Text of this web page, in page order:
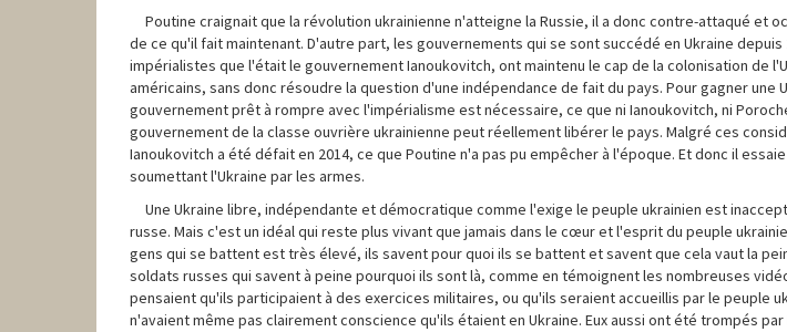
Poutine craignait que la révolution ukrainienne n'atteigne la Russie, il a donc contre-attaqué et
de ce qu'il fait maintenant. D'autre part, les gouvernements qui se sont succédé en Ukraine
impérialistes que l'était le gouvernement Ianoukovitch, ont maintenu le cap de la colonisation de
américains, sans donc résoudre la question d'une indépendance de fait du pays. Pour gagner une
gouvernement prêt à rompre avec l'impérialisme est nécessaire, ce que ni Ianoukovitch, ni
gouvernement de la classe ouvrière ukrainienne peut réellement libérer le pays. Malgré ces
Ianoukovitch a été défait en 2014, ce que Poutine n'a pas pu empêcher à l'époque. Et donc il
soumettant l'Ukraine par les armes.
Une Ukraine libre, indépendante et démocratique comme l'exige le peuple ukrainien est
russe. Mais c'est un idéal qui reste plus vivant que jamais dans le cœur et l'esprit du peuple
gens qui se battent est très élevé, ils savent pour quoi ils se battent et savent que cela vaut la
soldats russes qui savent à peine pourquoi ils sont là, comme en témoignent les nombreuses
pensaient qu'ils participaient à des exercices militaires, ou qu'ils seraient accueillis par le peuple
n'avaient même pas clairement conscience qu'ils étaient en Ukraine. Eux aussi ont été trompés par